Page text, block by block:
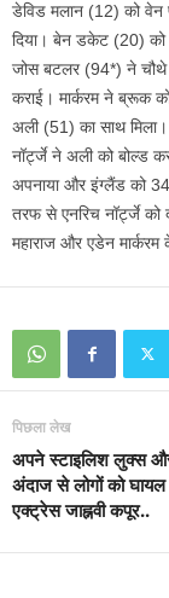
डेविड मलान (12) को वेन
दिया। बेन डकेट (20) को
जोस बटलर (94*) ने चौथे
कराई। मार्करम ने ब्रूक
अली (51) का साथ
नॉर्ट्जे ने अली को बोल्‍ड
अपनाया और इंग्‍लैंड को
तरफ से एनरिच नॉर्ट्जे को
महाराज और एडेन
पिछला लेख
अपने स्टाइलिश लुक्स
अंदाज से लोगों को
एक्ट्रेस जाह्नवी कपूर..